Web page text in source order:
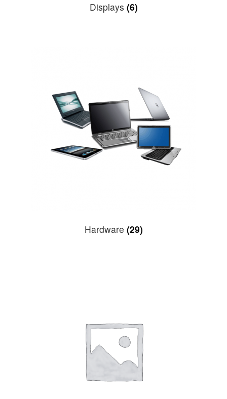
Displays (6)
Hardware (29)